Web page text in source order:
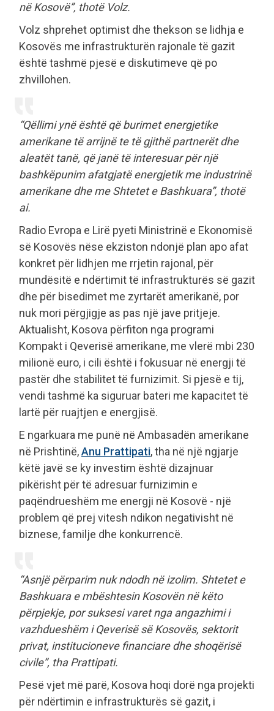
në Kosovë”, thotë Volz.
Volz shprehet optimist dhe thekson se lidhja e
Kosovës me infrastrukturën rajonale të gazit
është tashmë pjesë e diskutimeve që po
zhvillohen.
“Qëllimi ynë është që burimet energjetike
amerikane të arrijnë te të gjithë partnerët dhe
aleatët tanë, që janë të interesuar për një
bashkëpunim afatgjatë energjetik me industrinë
amerikane dhe me Shtetet e Bashkuara”, thotë
ai.
Radio Evropa e Lirë pyeti Ministrinë e Ekonomisë
së Kosovës nëse ekziston ndonjë plan apo afat
konkret për lidhjen me rrjetin rajonal, për
mundësitë e ndërtimit të infrastrukturës së gazit
dhe për bisedimet me zyrtarët amerikanë, por
nuk mori përgjigje as pas një jave pritjeje.
Aktualisht, Kosova përfiton nga programi
Kompakt i Qeverisë amerikane, me vlerë mbi 230
milionë euro, i cili është i fokusuar në energji të
pastër dhe stabilitet të furnizimit. Si pjesë e tij,
vendi tashmë ka siguruar bateri me kapacitet të
lartë për ruajtjen e energjisë.
E ngarkuara me punë në Ambasadën amerikane
në Prishtinë,Anu Prattipati, tha në një ngjarje
këtë javë se ky investim është dizajnuar
pikërisht për të adresuar furnizimin e
paqëndrueshëm me energji në Kosovë - një
problem që prej vitesh ndikon negativisht në
biznese, familje dhe konkurrencë.
“Asnjë përparim nuk ndodh në izolim. Shtetet e
Bashkuara e mbështesin Kosovën në këto
përpjekje, por suksesi varet nga angazhimi i
vazhdueshëm i Qeverisë së Kosovës, sektorit
privat, institucioneve financiare dhe shoqërisë
civile”, tha Prattipati.
Pesë vjet më parë, Kosova hoqi dorë nga projekti
për ndërtimin e infrastrukturës së gazit, i